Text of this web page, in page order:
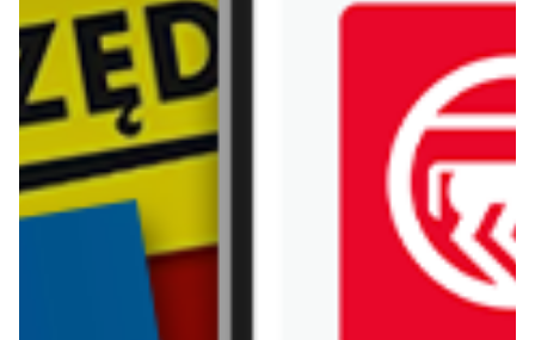
Castorama
Najlepsze oferty Gazetka 06.08-02.09
WIĘCEJ GAZETEK
CASTORAMA